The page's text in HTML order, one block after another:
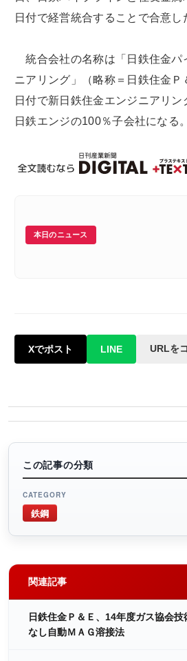
日付で経営統合することで合意し
統合会社の名称は「日鉄住金パ
ニアリング」（略称＝日鉄住金
日付で新日鉄住金エンジニアリ
日鉄エンジの100％子会社になる。
本日のニュース
Xでポスト LINE URLを
この記事の分類
CATEGORY
鉄鋼
関連記事
日鉄住金Ｐ＆Ｅ、14年度ガス協
なし自動ＭＡＧ溶接法